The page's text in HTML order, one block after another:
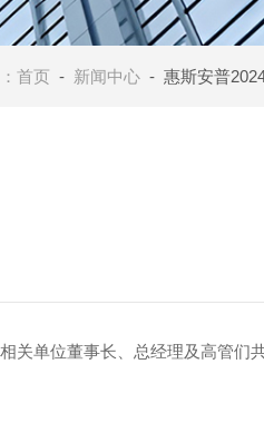
首页 - 新闻中心 - 惠斯安普2024春季合作
单位董事长、总经理及高管们